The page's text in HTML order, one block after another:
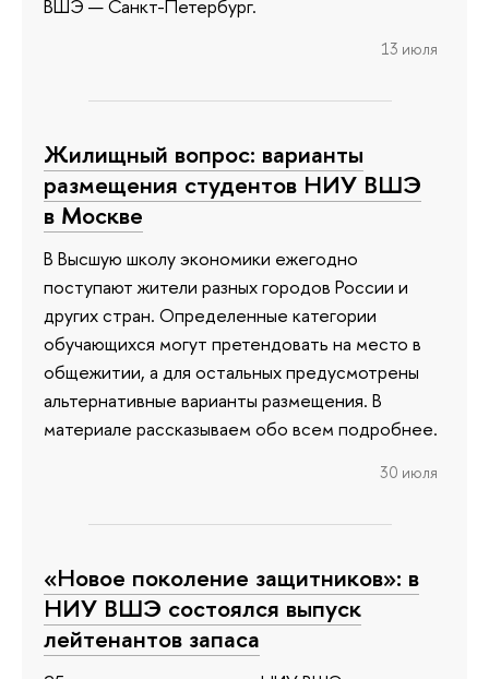
ВШЭ — Санкт-Петербург.
13 июля
Жилищный вопрос: варианты
размещения студентов НИУ ВШЭ
в Москве
В Высшую школу экономики ежегодно
поступают жители разных городов России и
других стран. Определенные категории
обучающихся могут претендовать на место в
общежитии, а для остальных предусмотрены
альтернативные варианты размещения. В
материале рассказываем обо всем подробнее.
30 июля
«Новое поколение защитников»: в
НИУ ВШЭ состоялся выпуск
лейтенантов запаса